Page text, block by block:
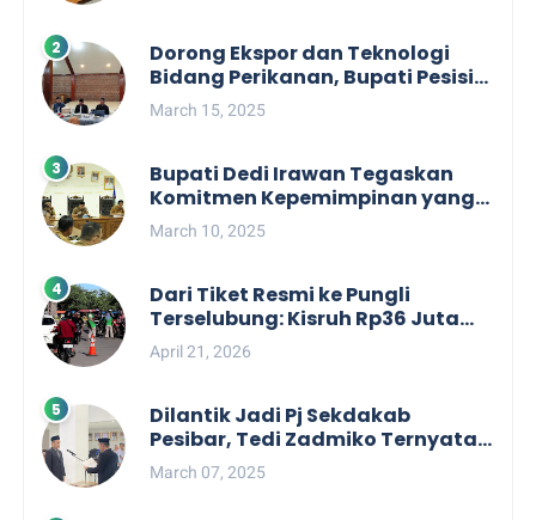
Dorong Ekspor dan Teknologi
Bidang Perikanan, Bupati Pesisir
Barat Audiensi Terkait Sister City
March 15, 2025
Bupati Dedi Irawan Tegaskan
Komitmen Kepemimpinan yang
Berpihak kepada Masyarakat
dalam Rapat Koordinasi OPD
March 10, 2025
Dari Tiket Resmi ke Pungli
Terselubung: Kisruh Rp36 Juta
Pengelolaan Tiket Pantai
Labuhan Jukung
April 21, 2026
Dilantik Jadi Pj Sekdakab
Pesibar, Tedi Zadmiko Ternyata
Punya Rekam Jejak Gemilang
March 07, 2025